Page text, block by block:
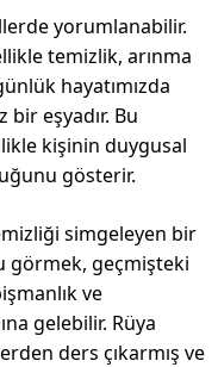
yorumlanabilir.
temizlik, arınma
hayatımızda
bir eşyadır. Bu
kişinin duygusal
gösterir.
simgeleyen bir
görmek, geçmişteki
ve
gelebilir. Rüya
ders çıkarmış ve